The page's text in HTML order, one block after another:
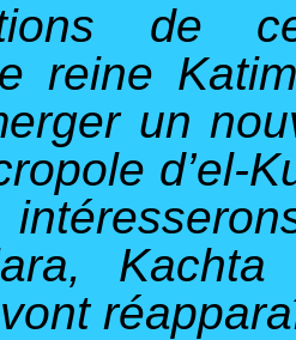
de
reine
un
d’el-